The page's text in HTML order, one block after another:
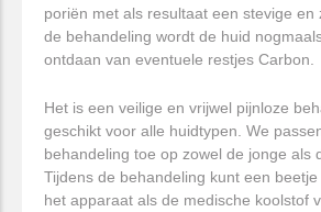
poriën met als resultaat een stevige en
de behandeling wordt de huid
ontdaan van eventuele restjes Carbon.
Het is een veilige en vrijwel pijnloze
geschikt voor alle huidtypen. We
behandeling toe op zowel de jonge als
Tijdens de behandeling kunt een
het apparaat als de medische koolstof